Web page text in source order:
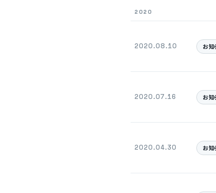
2020
2020.08.10 お知
2020.07.16 お知
2020.04.30 お知